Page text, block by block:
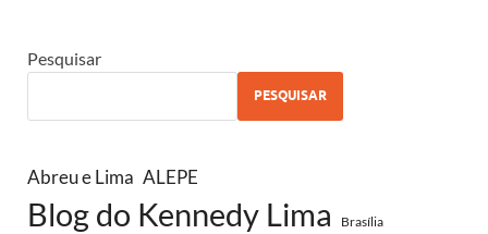
Pesquisar
PESQUISAR
Abreu e Lima ALEPE
Blog do Kennedy Lima Brasília